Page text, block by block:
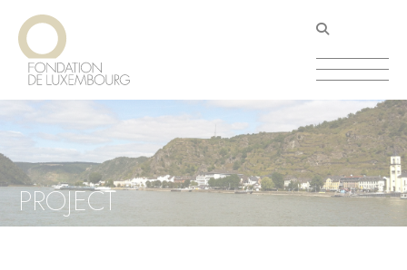
Direkt
zum
Inhalt
PROJECT
Cookie-Einstellungen